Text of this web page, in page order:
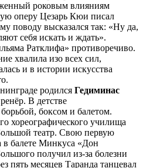
роковым влияниям
оперу Цезарь Кюи писал
поводу высказался так: «Ну да,
себя искать и ждать».
Ратклифа» противоречиво.
хвалила изо всех сил,
и в истории искусства
родился Гедиминас
В детстве
боксом и балетом.
хореографического училища
театр. Свою первую
в балете Минкуса «Дон
получил из-за болезни
пять месяцев Таранда танцевал